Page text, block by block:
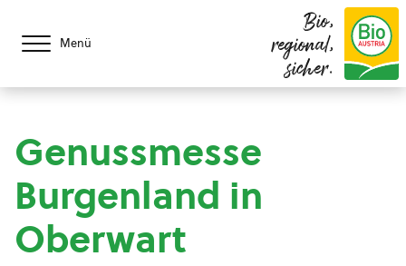
Menü
Bio,
regional,
sicher.
Genussmesse
Burgenland in
Oberwart